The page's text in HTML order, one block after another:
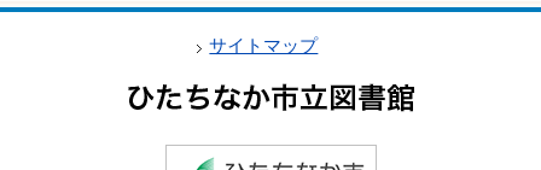
サイトマップ